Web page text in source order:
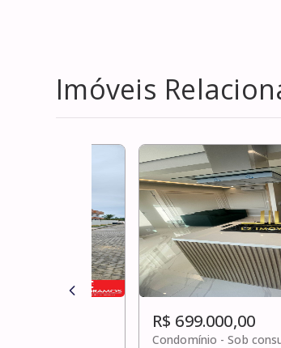
Imóveis
R$ 699.000,00
Condomínio -Sob